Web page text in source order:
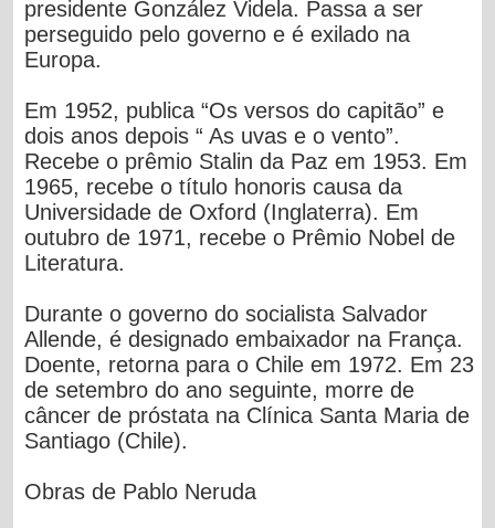
presidente González Videla. Passa a ser
perseguido pelo governo e é exilado na
Europa.
Em 1952, publica “Os versos do capitão” e
dois anos depois “ As uvas e o vento”.
Recebe o prêmio Stalin da Paz em 1953. Em
1965, recebe o título honoris causa da
Universidade de Oxford (Inglaterra). Em
outubro de 1971, recebe o Prêmio Nobel de
Literatura.
Durante o governo do socialista Salvador
Allende, é designado embaixador na França.
Doente, retorna para o Chile em 1972. Em 23
de setembro do ano seguinte, morre de
câncer de próstata na Clínica Santa Maria de
Santiago (Chile).
Obras de Pablo Neruda